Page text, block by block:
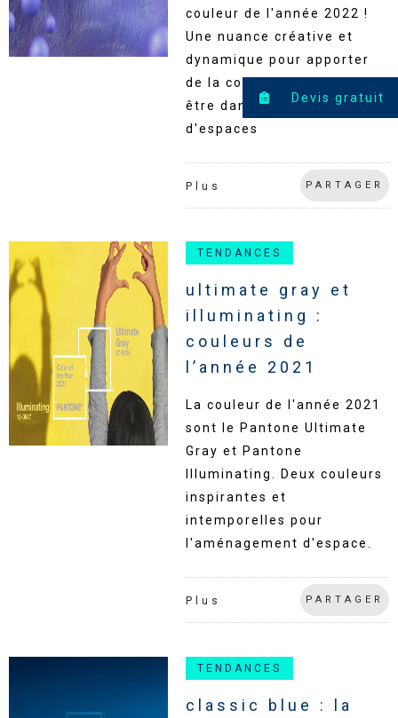
couleur de l'année 2022 !
Une nuance créative et
dynamique pour apporter
de la couleur et du bien-
être dans l'aménagement
d'espaces
Plus PARTAGER
TENDANCES
ultimate gray et
illuminating :
couleurs de
l’année 2021
La couleur de l'année 2021
sont le Pantone Ultimate
Gray et Pantone
Illuminating. Deux couleurs
inspirantes et
intemporelles pour
l'aménagement d'espace.
Plus PARTAGER
TENDANCES
classic blue : la
Devis gratuit